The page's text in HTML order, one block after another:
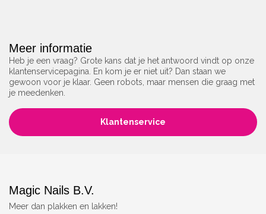
Meer informatie
Heb je een vraag? Grote kans dat je het antwoord vindt op onze
klantenservicepagina. En kom je er niet uit? Dan staan we
gewoon voor je klaar. Geen robots, maar mensen die graag met
je meedenken.
Klantenservice
Magic Nails B.V.
Meer dan plakken en lakken!